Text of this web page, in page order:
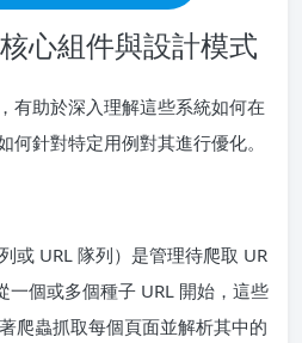
心組件與設計模式
有助於深入理解這些系統如何在
何針對特定用例對其進行優化。
或 URL 隊列）是管理待爬取 UR
一個或多個種子 URL 開始，這些
爬蟲抓取每個頁面並解析其中的